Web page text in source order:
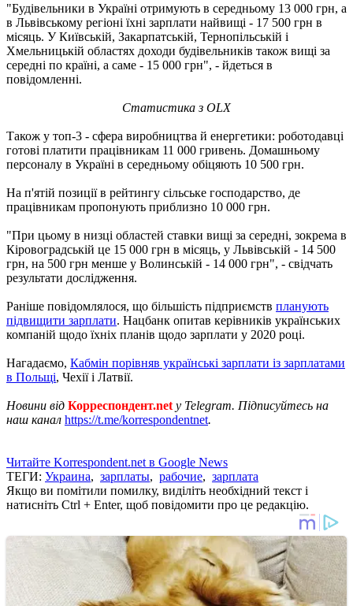
"Будівельники в Україні отримують в середньому 13 000 грн, а
в Львівському регіоні їхні зарплати найвищі - 17 500 грн в
місяць. У Київській, Закарпатській, Тернопільській і
Хмельницькій областях доходи будівельників також вищі за
середні по країні, а саме - 15 000 грн", - йдеться в
повідомленні.
Статистика з OLX
Також у топ-3 - сфера виробництва й енергетики: роботодавці
готові платити працівникам 11 000 гривень. Домашньому
персоналу в Україні в середньому обіцяють 10 500 грн.
На п'ятій позиції в рейтингу сільське господарство, де
працівникам пропонують приблизно 10 000 грн.
"При цьому в низці областей ставки вищі за середні, зокрема в
Кіровоградській це 15 000 грн в місяць, у Львівській - 14 500
грн, на 500 грн менше у Волинській - 14 000 грн", - свідчать
результати дослідження.
Раніше повідомлялося, що більшість підприємств планують
підвищити зарплати. Нацбанк опитав керівників українських
компаній щодо їхніх планів щодо зарплати у 2020 році.
Нагадаємо, Кабмін порівняв українські зарплати із зарплатами
в Польщі, Чехії і Латвії.
Новини від Корреспондент.net у Telegram. Підписуйтесь на
наш канал https://t.me/korrespondentnet.
Читайте Korrespondent.net в Google News
ТЕГИ: Украина, зарплаты, рабочие, зарплата
Якщо ви помітили помилку, виділіть необхідний текст і
натисніть Ctrl + Enter, щоб повідомити про це редакцію.